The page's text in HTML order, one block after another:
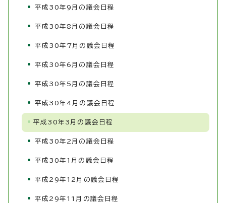
平成30年9月の議会日程
平成30年8月の議会日程
平成30年7月の議会日程
平成30年6月の議会日程
平成30年5月の議会日程
平成30年4月の議会日程
平成30年3月の議会日程
平成30年2月の議会日程
平成30年1月の議会日程
平成29年12月の議会日程
平成29年11月の議会日程